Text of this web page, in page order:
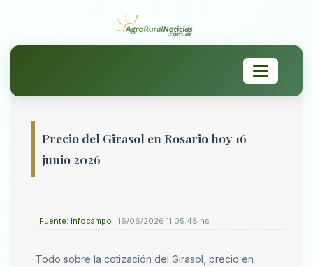
Toggle
navigation
Precio del Girasol en Rosario hoy 16
junio 2026
Fuente: Infocampo 16/06/2026 11:05:48 hs
Todo sobre la cotización del Girasol, precio en